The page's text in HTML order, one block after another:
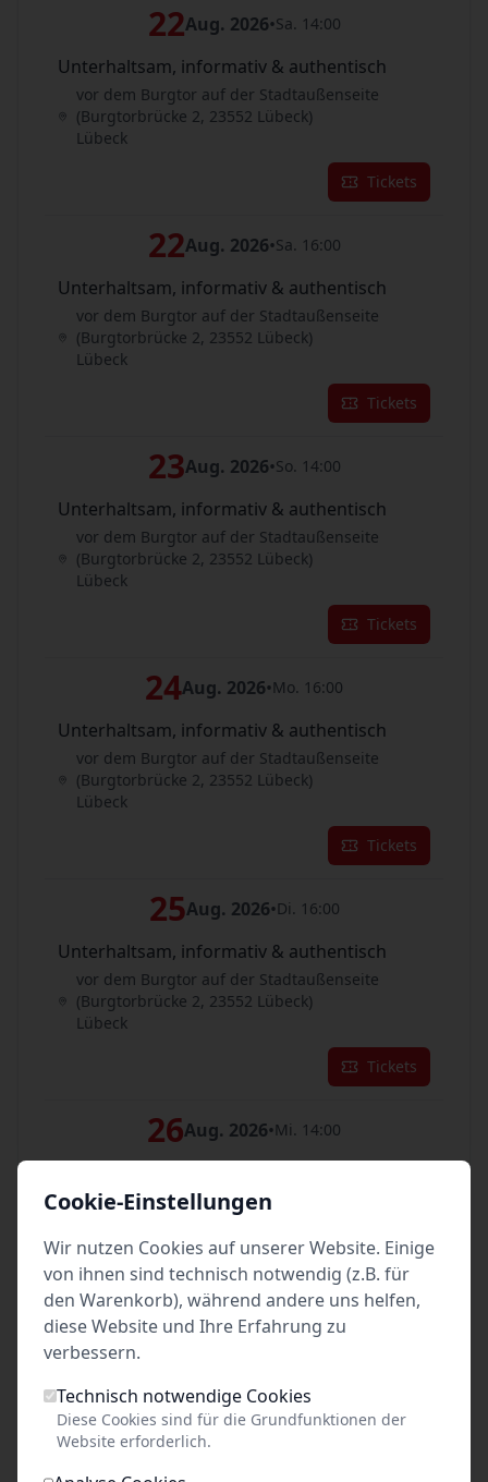
22Aug. 2026•Sa. 14:00
Unterhaltsam, informativ & authentisch
vor dem Burgtor auf der Stadtaußenseite
(Burgtorbrücke 2, 23552 Lübeck)
Lübeck
Tickets
22Aug. 2026•Sa. 16:00
Unterhaltsam, informativ & authentisch
vor dem Burgtor auf der Stadtaußenseite
(Burgtorbrücke 2, 23552 Lübeck)
Lübeck
Tickets
23Aug. 2026•So. 14:00
Unterhaltsam, informativ & authentisch
vor dem Burgtor auf der Stadtaußenseite
(Burgtorbrücke 2, 23552 Lübeck)
Lübeck
Tickets
24Aug. 2026•Mo. 16:00
Unterhaltsam, informativ & authentisch
vor dem Burgtor auf der Stadtaußenseite
(Burgtorbrücke 2, 23552 Lübeck)
Lübeck
Tickets
25Aug. 2026•Di. 16:00
Unterhaltsam, informativ & authentisch
vor dem Burgtor auf der Stadtaußenseite
(Burgtorbrücke 2, 23552 Lübeck)
Lübeck
Tickets
26Aug. 2026•Mi. 14:00
vor dem Burgtor auf der Stadtaußenseite
(Burgtorbrücke 2, 23552 Lübeck)
Lübeck
Tickets
Unterhaltsam, informativ & authentisch
vor dem Burgtor auf der Stadtaußenseite
(Burgtorbrücke 2, 23552 Lübeck)
Cookie-Einstellungen
Wir nutzen Cookies auf unserer Website. Einige
von ihnen sind technisch notwendig (z.B. für
den Warenkorb), während andere uns helfen,
diese Website und Ihre Erfahrung zu
verbessern.
Technisch notwendige Cookies
Diese Cookies sind für die Grundfunktionen der
Website erforderlich.